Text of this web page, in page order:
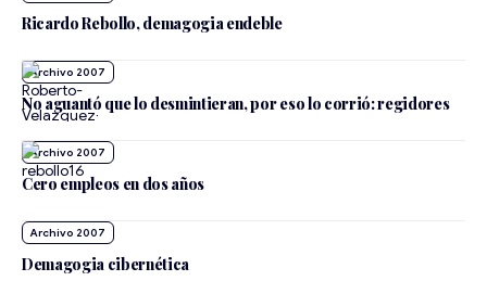
Ricardo Rebollo, demagogia endeble
Archivo 2007
No aguantó que lo desmintieran, por eso lo corrió: regidores
Archivo 2007
Cero empleos en dos años
Archivo 2007
Demagogia cibernética